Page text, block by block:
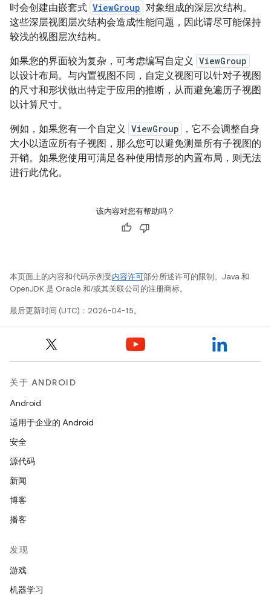
时会创建由嵌套式 ViewGroup 对象组成的深层次结构。
这些深层视图层次结构会造成性能问题，因此请尽可能保持
较浅的视图层次结构。
如果您的界面较为复杂，可考虑编写自定义 ViewGroup
以设计布局。与内置视图不同，自定义视图可以针对子视图
的尺寸和形状做出特定于应用的推断，从而避免遍历子视图
以计算尺寸。
例如，如果您有一个自定义 ViewGroup
，它不会调整自身
大小以适应所有子视图，那么您可以避免测量所有子视图的
开销。如果您使用可满足各种使用情形的内置布局，则无法
进行此优化。
该内容对您有帮助吗？
本页面上的内容和代码示例受内容许可部分所述许可的限制。Java 和
OpenJDK 是 Oracle 和/或其关联公司的注册商标。
最后更新时间 (UTC)：2026-04-15。
关于 ANDROID
Android
适用于企业的 Android
安全
源代码
新闻
博客
播客
发现
游戏
机器学习